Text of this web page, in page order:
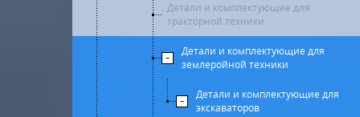
Детали и комплектующие для
тракторной техники
Детали и комплектующие для
землеройной техники
Детали и комплектующие для
экскаваторов